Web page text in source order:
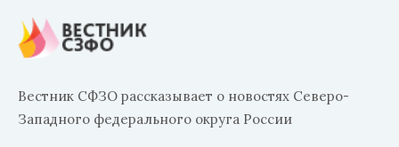
Вестник СФЗО рассказывает о новостях Северо-
Западного федерального округа России